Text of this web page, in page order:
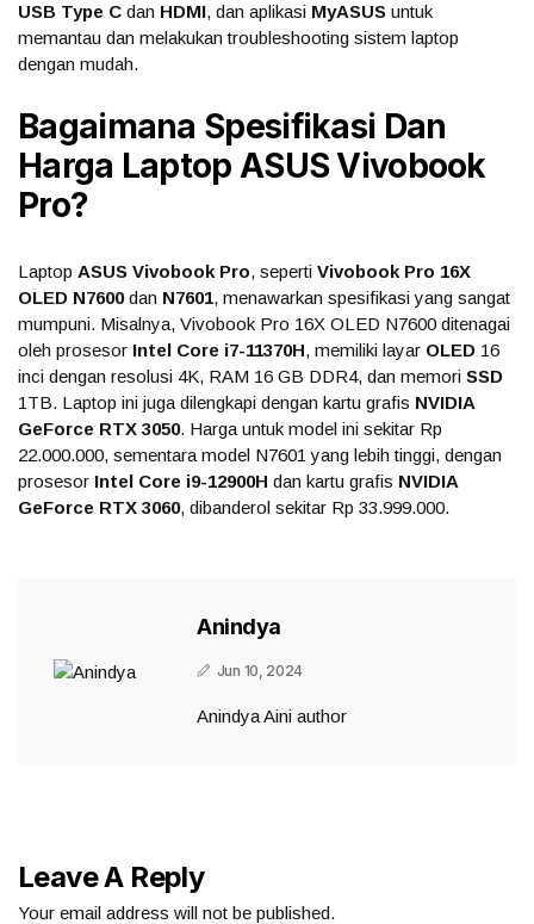
USB Type C dan HDMI, dan aplikasi MyASUS untuk
memantau dan melakukan troubleshooting sistem laptop
dengan mudah.
Bagaimana Spesifikasi Dan
Harga Laptop ASUS Vivobook
Pro?
Laptop ASUS Vivobook Pro, seperti Vivobook Pro 16X
OLED N7600dan N7601, menawarkan spesifikasi yang sangat
mumpuni. Misalnya, Vivobook Pro 16X OLED N7600 ditenagai
oleh prosesor Intel Core i7-11370H, memiliki layar OLED 16
inci dengan resolusi 4K, RAM 16 GB DDR4, dan memori SSD
1TB. Laptop ini juga dilengkapi dengan kartu grafis NVIDIA
GeForce RTX 3050. Harga untuk model ini sekitar Rp
22.000.000, sementara model N7601 yang lebih tinggi, dengan
prosesor Intel Core i9-12900H dan kartu grafis NVIDIA
GeForce RTX 3060, dibanderol sekitar Rp 33.999.000.
Anindya
Jun 10, 2024
Anindya Aini author
Leave A Reply
Your email address will not be published.